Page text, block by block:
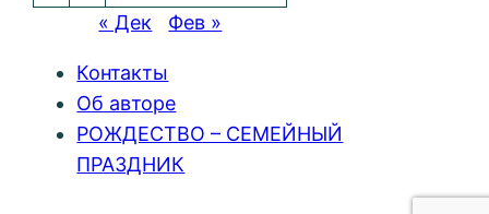
« Дек
Фев »
Контакты
Об авторе
РОЖДЕСТВО – СЕМЕЙНЫЙ
ПРАЗДНИК